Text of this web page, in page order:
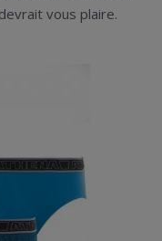
vous plaire.